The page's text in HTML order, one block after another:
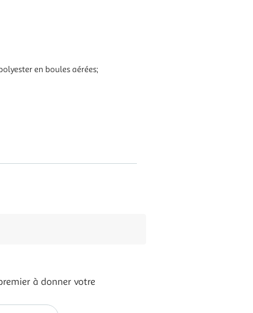
en boules aérées;
à donner votre